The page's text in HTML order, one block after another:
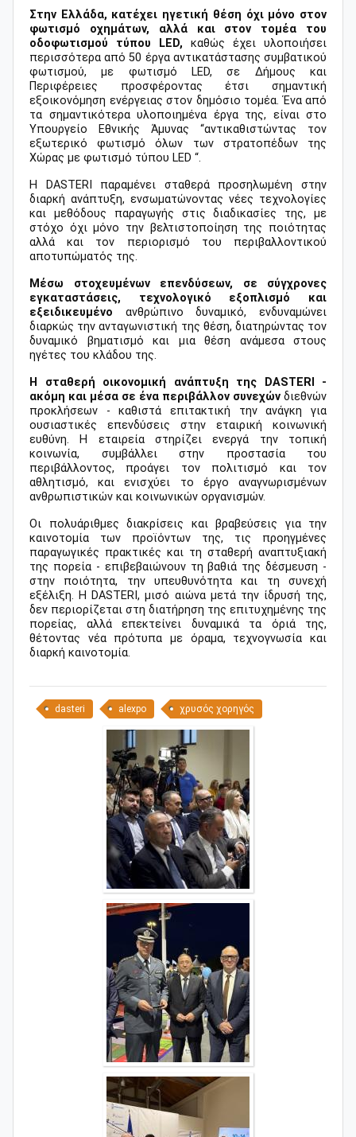
Στην Ελλάδα, κατέχει ηγετική θέση όχι μόνο στον
φωτισμό οχημάτων, αλλά και στον τομέα του
οδοφωτισμού τύπου LED, καθώς έχει υλοποιήσει
περισσότερα από 50 έργα αντικατάστασης συμβατικού
φωτισμού, με φωτισμό LED, σε Δήμους και
Περιφέρειες προσφέροντας έτσι σημαντική
εξοικονόμηση ενέργειας στον δημόσιο τομέα. Ένα από
τα σημαντικότερα υλοποιημένα έργα της, είναι στο
Υπουργείο Εθνικής Άμυνας “αντικαθιστώντας τον
εξωτερικό φωτισμό όλων των στρατοπέδων της
Χώρας με φωτισμό τύπου LED “.
Η DASTERI παραμένει σταθερά προσηλωμένη στην
διαρκή ανάπτυξη, ενσωματώνοντας νέες τεχνολογίες
και μεθόδους παραγωγής στις διαδικασίες της, με
στόχο όχι μόνο την βελτιστοποίηση της ποιότητας
αλλά και τον περιορισμό του περιβαλλοντικού
αποτυπώματός της.
Μέσω στοχευμένων επενδύσεων, σε σύγχρονες
εγκαταστάσεις, τεχνολογικό εξοπλισμό και
εξειδικευμένο ανθρώπινο δυναμικό, ενδυναμώνει
διαρκώς την ανταγωνιστική της θέση, διατηρώντας τον
δυναμικό βηματισμό και μια θέση ανάμεσα στους
ηγέτες του κλάδου της.
Η σταθερή οικονομική ανάπτυξη της DASTERI -
ακόμη και μέσα σε ένα περιβάλλον συνεχών διεθνών
προκλήσεων - καθιστά επιτακτική την ανάγκη για
ουσιαστικές επενδύσεις στην εταιρική κοινωνική
ευθύνη. Η εταιρεία στηρίζει ενεργά την τοπική
κοινωνία, συμβάλλει στην προστασία του
περιβάλλοντος, προάγει τον πολιτισμό και τον
αθλητισμό, και ενισχύει το έργο αναγνωρισμένων
ανθρωπιστικών και κοινωνικών οργανισμών.
Οι πολυάριθμες διακρίσεις και βραβεύσεις για την
καινοτομία των προϊόντων της, τις προηγμένες
παραγωγικές πρακτικές και τη σταθερή αναπτυξιακή
της πορεία - επιβεβαιώνουν τη βαθιά της δέσμευση -
στην ποιότητα, την υπευθυνότητα και τη συνεχή
εξέλιξη. Η DASTERI, μισό αιώνα μετά την ίδρυσή της,
δεν περιορίζεται στη διατήρηση της επιτυχημένης της
πορείας, αλλά επεκτείνει δυναμικά τα όριά της,
θέτοντας νέα πρότυπα με όραμα, τεχνογνωσία και
διαρκή καινοτομία.
dasteri alexpo χρυσός χορηγός